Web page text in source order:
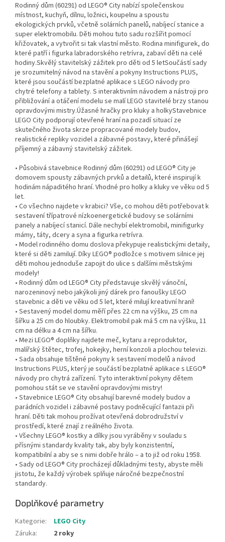
Rodinný dům (60291) od LEGO® City nabízí společenskou
místnost, kuchyň, dílnu, ložnici, koupelnu a spoustu
ekologických prvků, včetně solárních panelů, nabíjecí stanice a
super elektromobilu. Děti mohou tuto sadu rozšířit pomocí
křižovatek, a vytvořit si tak vlastní město. Rodina minifigurek, do
které patří i figurka labradorského retrívra, zabaví děti na celé
hodiny.Skvělý stavitelský zážitek pro děti od 5 letSoučástí sady
je srozumitelný návod na stavění a pokyny Instructions PLUS,
které jsou součástí bezplatné aplikace s LEGO návody pro
chytré telefony a tablety. S interaktivním návodem a nástroji pro
přibližování a otáčení modelu se malí LEGO stavitelé brzy stanou
opravdovými mistry.Úžasné hračky pro kluky a holkyStavebnice
LEGO City podporují otevřené hraní na pozadí situací ze
skutečného života skrze propracované modely budov,
realistické repliky vozidel a zábavné postavy, které přinášejí
příjemný a zábavný stavitelský zážitek.
• Působivá stavebnice Rodinný dům (60291) od LEGO® City je
domovem spousty zábavných prvků a detailů, které inspirují k
hodinám nápaditého hraní. Vhodné pro holky a kluky ve věku od 5
let.
• Co všechno najdete v krabici? Vše, co mohou děti potřebovat k
sestavení třípatrové nízkoenergetické budovy se solárními
panely a nabíjecí stanicí. Dále nechybí elektromobil, minifigurky
mámy, táty, dcery a syna a figurka retrívra.
• Model rodinného domu doslova překypuje realistickými detaily,
které si děti zamilují. Díky LEGO® podložce s motivem silnice jej
děti mohou jednoduše zapojit do ulice s dalšími městskými
modely!
• Rodinný dům od LEGO® City představuje skvělý vánoční,
narozeninový nebo jakýkoli jiný dárek pro fanoušky LEGO
stavebnic a děti ve věku od 5 let, které milují kreativní hraní!
• Sestavený model domu měří přes 22 cm na výšku, 25 cm na
šířku a 25 cm do hloubky. Elektromobil pak má 5 cm na výšku, 11
cm na délku a 4 cm na šířku.
• Mezi LEGO® doplňky najdete meč, kytaru a reproduktor,
malířský štětec, trofej, hokejky, herní konzoli a plochou televizi.
• Sada obsahuje tištěné pokyny k sestavení modelů a návod
Instructions PLUS, který je součástí bezplatné aplikace s LEGO®
návody pro chytrá zařízení. Tyto interaktivní pokyny dětem
pomohou stát se ve stavění opravdovými mistry!
• Stavebnice LEGO® City obsahují barevné modely budov a
parádních vozidel i zábavné postavy podněcující fantazii při
hraní. Děti tak mohou prožívat otevřená dobrodružství v
prostředí, které znají z reálného života.
• Všechny LEGO® kostky a dílky jsou vyráběny v souladu s
přísnými standardy kvality tak, aby byly konzistentní,
kompatibilní a aby se s nimi dobře hrálo – a to již od roku 1958.
• Sady od LEGO® City procházejí důkladnými testy, abyste měli
jistotu, že každý výrobek splňuje náročné bezpečnostní
standardy.
Doplňkové parametry
Kategorie:
LEGO City
Záruka:
2 roky